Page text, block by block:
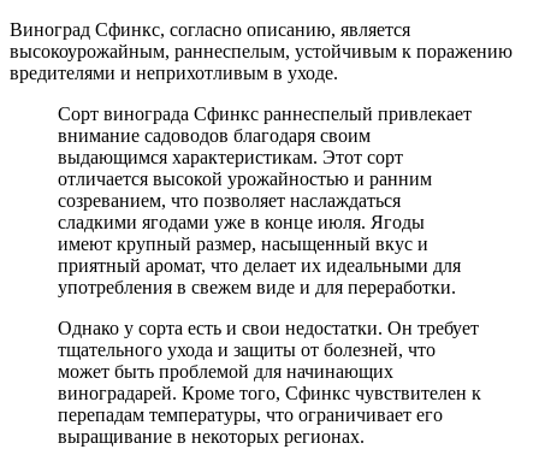
Виноград Сфинкс, согласно описанию, является
высокоурожайным, раннеспелым, устойчивым к поражению
вредителями и неприхотливым в уходе.
Сорт винограда Сфинкс раннеспелый привлекает
внимание садоводов благодаря своим
выдающимся характеристикам. Этот сорт
отличается высокой урожайностью и ранним
созреванием, что позволяет наслаждаться
сладкими ягодами уже в конце июля. Ягоды
имеют крупный размер, насыщенный вкус и
приятный аромат, что делает их идеальными для
употребления в свежем виде и для переработки.
Однако у сорта есть и свои недостатки. Он требует
тщательного ухода и защиты от болезней, что
может быть проблемой для начинающих
виноградарей. Кроме того, Сфинкс чувствителен к
перепадам температуры, что ограничивает его
выращивание в некоторых регионах.